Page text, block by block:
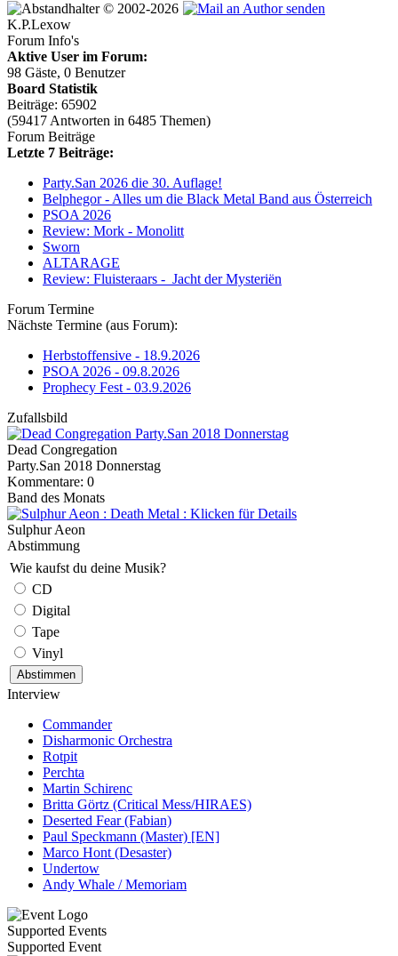
© 2002-2026
K.P.Lexow
Forum Info's
Aktive User im Forum:
98 Gäste, 0 Benutzer
Board Statistik
Beiträge: 65902
(59417 Antworten in 6485 Themen)
Forum Beiträge
Letzte 7 Beiträge:
Party.San 2026 die 30. Auflage!
Belphegor - Alles um die Black Metal Band aus Österreich
PSOA 2026
Review: Mork - Monolitt
Sworn
ALTARAGE
Review: Fluisteraars - Jacht der Mysteriën
Forum Termine
Nächste Termine (aus Forum):
Herbstoffensive - 18.9.2026
PSOA 2026 - 09.8.2026
Prophecy Fest - 03.9.2026
Zufallsbild
Dead Congregation
Party.San 2018 Donnerstag
Kommentare: 0
Band des Monats
Sulphur Aeon
Abstimmung
Wie kaufst du deine Musik?
CD
Digital
Tape
Vinyl
Interview
Commander
Disharmonic Orchestra
Rotpit
Perchta
Martin Schirenc
Britta Görtz (Critical Mess/HIRAES)
Deserted Fear (Fabian)
Paul Speckmann (Master) [EN]
Marco Hont (Desaster)
Undertow
Andy Whale / Memoriam
Supported Events
Supported Event